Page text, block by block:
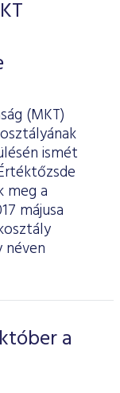
(MKT)
ismét
meg a
májusa
néven
a